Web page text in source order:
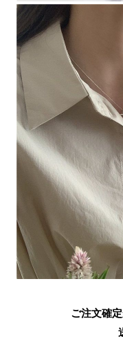
ご注文確